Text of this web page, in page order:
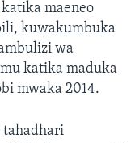
maeneo
kuwakumbuka
wa
katika maduka
mwaka 2014.
tahadhari